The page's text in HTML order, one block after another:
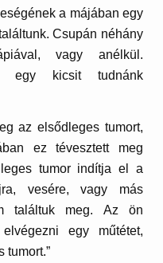
a májában egy
Csupán néhány
vagy anélkül.
egy kicsit tudnánk
az elsődleges tumort,
ez tévesztett meg
tumor indítja el a
vesére, vagy más
találtuk meg. Az ön
egy műtétet,
tumort.”